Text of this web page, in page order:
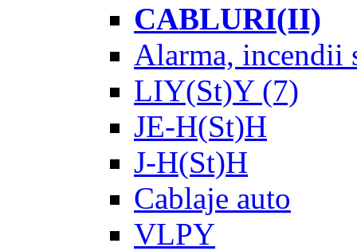
CABLURI(II)
Alarma, incendii
LIY(St)Y(7)
JE-H(St)H
J-H(St)H
Cablaje auto
VLPY